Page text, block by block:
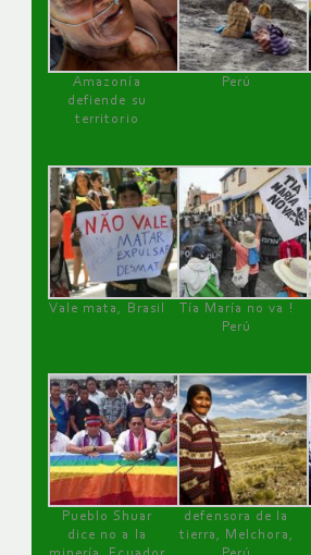
Amazonía
defiende su
territorio
Perú
Vale mata, Brasil
Tía María no va !
Perú
Pueblo Shuar
dice no a la
defensora de la
tierra, Melchora,